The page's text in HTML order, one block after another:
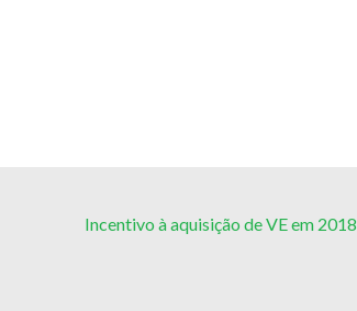
Incentivo à aquisição de VE em 2018